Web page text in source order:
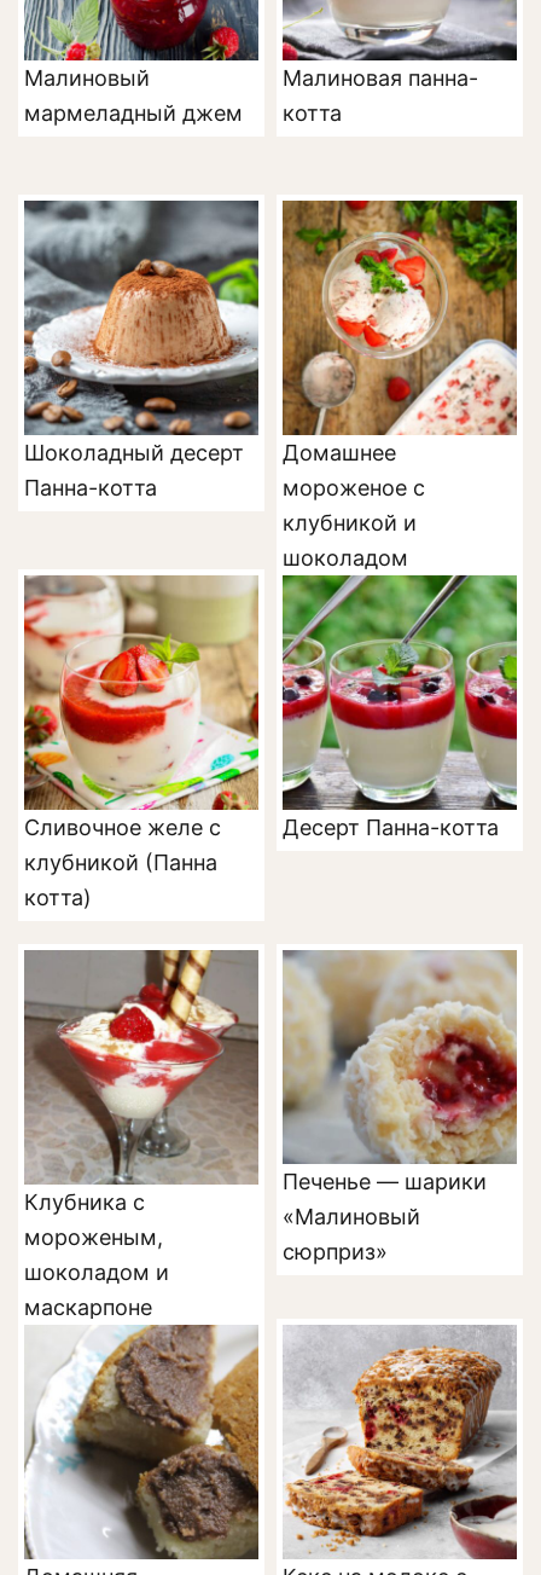
Малиновый
мармеладный джем
Малиновая панна-
котта
Шоколадный десерт
Панна-котта
Домашнее
мороженое с
клубникой и
шоколадом
Сливочное желе с
клубникой (Панна
котта)
Десерт Панна-котта
Клубника с
мороженым,
шоколадом и
маскарпоне
Печенье — шарики
«Малиновый
сюрприз»